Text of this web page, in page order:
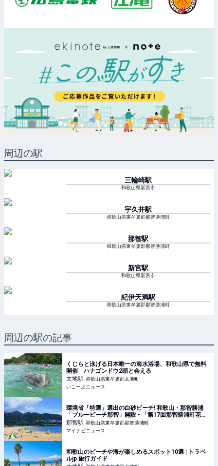
周辺の駅
三輪崎駅
和歌山県新宮市
宇久井駅
和歌山県東牟婁郡那智勝浦町
那智駅
和歌山県東牟婁郡那智勝浦町
新宮駅
和歌山県新宮市
紀伊天満駅
和歌山県東牟婁郡那智勝浦町
周辺の駅の記事
くじらと泳げる日本唯一の海水浴場、和歌山県で無料
開催 ハナゴンドウ2頭と会える
太地駅 和歌山県東牟婁郡太地町
いこーよニュース
環境省「特選」選出の白砂ビーチ! 和歌山・那智勝浦
「ブルービーチ那智」開設 - 「第17回那智勝浦町花火
大会」も開催へ
那智駅 和歌山県東牟婁郡那智勝浦町
マイナビニュース
和歌山のビーチや海が楽しめるスポット10選 | トラベ
ルjp 旅行ガイド